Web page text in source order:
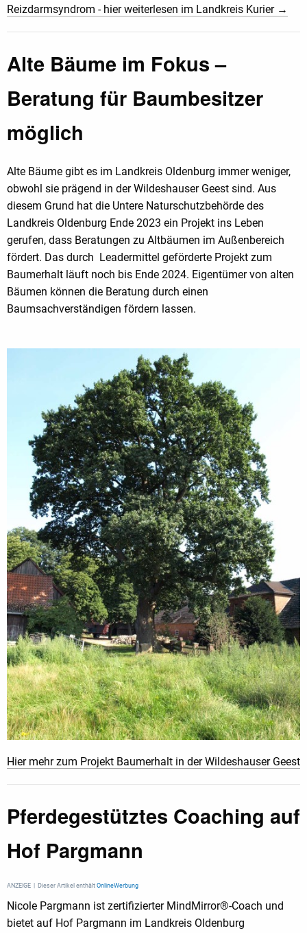
Reizdarmsyndrom - hier weiterlesen im Landkreis Kurier →
Alte Bäume im Fokus –
Beratung für Baumbesitzer
möglich
Alte Bäume gibt es im Landkreis Oldenburg immer weniger,
obwohl sie prägend in der Wildeshauser Geest sind. Aus
diesem Grund hat die Untere Naturschutzbehörde des
Landkreis Oldenburg Ende 2023 ein Projekt ins Leben
gerufen, dass Beratungen zu Altbäumen im Außenbereich
fördert. Das durch Leadermittel geförderte Projekt zum
Baumerhalt läuft noch bis Ende 2024. Eigentümer von alten
Bäumen können die Beratung durch einen
Baumsachverständigen fördern lassen.
Hier mehr zum Projekt Baumerhalt in der Wildeshauser Geest
Pferdegestütztes Coaching auf
Hof Pargmann
ANZEIGE | Dieser Artikel enthält OnlineWerbung
Nicole Pargmann ist zertifizierter MindMirror®-Coach und
bietet auf Hof Pargmann im Landkreis Oldenburg